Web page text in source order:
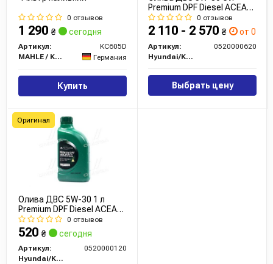
0 отзывов
1 290 ₴ сегодня
Артикул:
KC605D
MAHLE / KNECHT
Германия
Купить
Premium DPF Diesel ACEA
C3 синт. (05200-00620)
Mobis
0 отзывов
2 110 - 2 570 ₴ от 0 дн.
Артикул:
0520000620
Hyundai/Kia/Mobis
Выбрать цену
Олива ДВС 5W-30 1 л
Premium DPF Diesel ACEA
C3 (05200-00120) Mobis
0 отзывов
520 ₴ сегодня
Артикул:
0520000120
Hyundai/Kia/Mobis
Оригинал